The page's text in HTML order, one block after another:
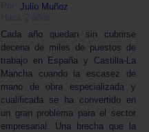
Julio Muñoz
Cada año quedan sin cubrirse
decena de miles de puestos de
trabajo en España y Castilla-La
Mancha cuando la escasez de
mano de obra especializada y
cualificada se ha convertido en
un gran problema para el sector
empresarial. Una brecha que la